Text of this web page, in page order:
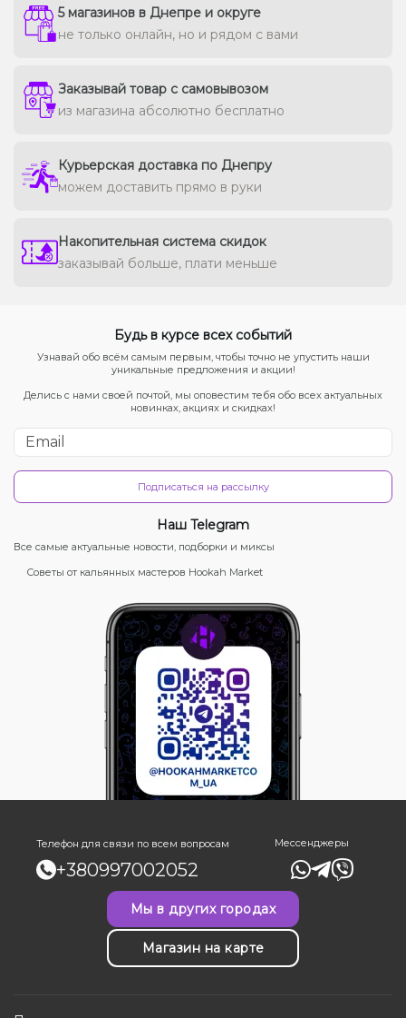
5 магазинов в Днепре и округе
не только онлайн, но и рядом с вами
Заказывай товар с самовывозом
из магазина абсолютно бесплатно
Курьерская доставка по Днепру
можем доставить прямо в руки
Накопительная система скидок
заказывай больше, плати меньше
Будь в курсе всех событий
Узнавай обо всём самым первым, чтобы точно не упустить наши
уникальные предложения и акции!
Делись с нами своей почтой, мы оповестим тебя обо всех актуальных
новинках, акциях и скидках!
Подписаться на рассылку
Наш Telegram
Все самые актуальные новости, подборки и миксы
Советы от кальянных мастеров Hookah Market
Телефон для связи по всем вопросам
+380997002052
Мессенджеры
Мы в других городах
Магазин на карте